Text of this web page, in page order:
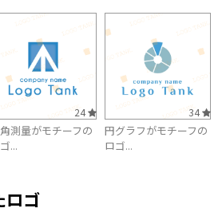
24
測量がモチーフの
...
34
円グラフがモチーフの
ロゴ...
ロゴ